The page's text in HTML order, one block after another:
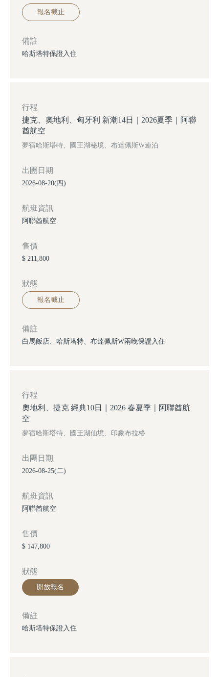
報名截止
備註
哈斯塔特保證入住
出團日期
2026-08-20(四)
行程
捷克、奧地利、匈牙利 新潮14日｜2026夏季｜阿聯
酋航空
夢宿哈斯塔特、國王湖秘境、布達佩斯W連泊
航班資訊
阿聯酋航空
售價
$ 211,800
狀態
報名截止
備註
白馬飯店、哈斯塔特、布達佩斯W兩晚保證入住
出團日期
2026-08-25(二)
行程
奧地利、捷克 經典10日｜2026 春夏季｜阿聯酋航
空
夢宿哈斯塔特、國王湖仙境、印象布拉格
航班資訊
阿聯酋航空
售價
$ 147,800
狀態
開放報名
備註
哈斯塔特保證入住